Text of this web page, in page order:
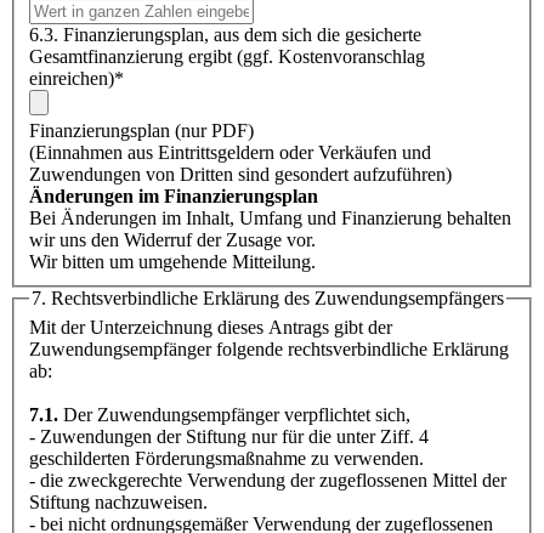
6.3. Finanzierungsplan, aus dem sich die gesicherte
Gesamtfinanzierung ergibt (ggf. Kostenvoranschlag
einreichen)*
Finanzierungsplan (nur PDF)
(Einnahmen aus Eintrittsgeldern oder Verkäufen und
Zuwendungen von Dritten sind gesondert aufzuführen)
Änderungen im Finanzierungsplan
Bei Änderungen im Inhalt, Umfang und Finanzierung behalten
wir uns den Widerruf der Zusage vor.
Wir bitten um umgehende Mitteilung.
7. Rechtsverbindliche Erklärung des Zuwendungsempfängers
Mit der Unterzeichnung dieses Antrags gibt der
Zuwendungsempfänger folgende rechtsverbindliche Erklärung
ab:
7.1. Der Zuwendungsempfänger verpflichtet sich,
- Zuwendungen der Stiftung nur für die unter Ziff. 4
geschilderten Förderungsmaßnahme zu verwenden.
- die zweckgerechte Verwendung der zugeflossenen Mittel der
Stiftung nachzuweisen.
- bei nicht ordnungsgemäßer Verwendung der zugeflossenen